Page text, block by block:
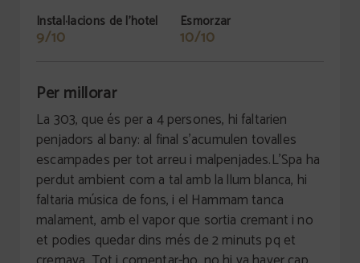
Instal·lacions de l'hotel
9/10
Esmorzar
10/10
Per millorar
La 303, que és per a 4 persones, hi faltarien
penjadors al bany: al final s'acumulen tovalles
escampades per tot arreu i malpenjades.L'Spa ha
perdut ambient com a tal amb la llum blanca, hi
faltaria música de fons, i el Hammam tanca
malament, amb el vapor que sortia cremant i no
et podies quedar dins més de 2 minuts pq et